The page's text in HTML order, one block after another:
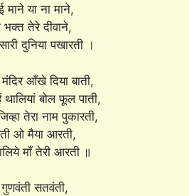
माने या ना माने,
भक्त तेरे दीवाने,
दुनिया पखारती ।
आँखे दिया बाती,
थालियां बोल फूल पाती,
तेरा नाम पुकारती,
ओ मैया आरती,
माँ तेरी आरती ॥
सतवंती,